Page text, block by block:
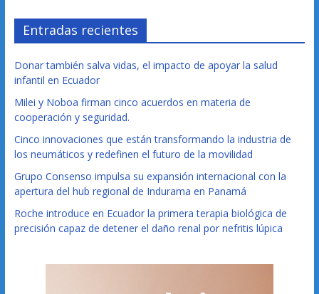
Entradas recientes
Donar también salva vidas, el impacto de apoyar la salud
infantil en Ecuador
Milei y Noboa firman cinco acuerdos en materia de
cooperación y seguridad.
Cinco innovaciones que están transformando la industria de
los neumáticos y redefinen el futuro de la movilidad
Grupo Consenso impulsa su expansión internacional con la
apertura del hub regional de Indurama en Panamá
Roche introduce en Ecuador la primera terapia biológica de
precisión capaz de detener el daño renal por nefritis lúpica